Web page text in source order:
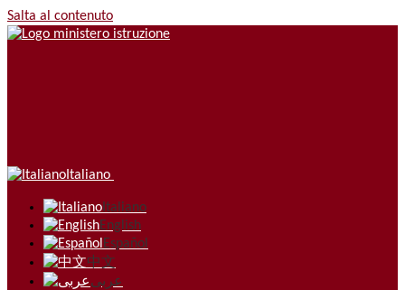
Salta al contenuto
Italiano
Italiano
English
Español
中文
عربى